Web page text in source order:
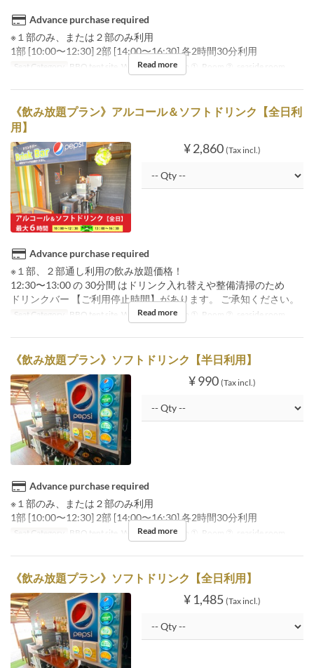
Advance purchase required
※１部のみ、または２部のみ利用
1部 [10:00〜12:30] 2部 [14:00〜16:30] 各2時間30分利用
Seat Category BBQ tent site, Wood deck, Room ①, Room ②, seaside room
Read more
《飲み放題プラン》アルコール＆ソフトドリンク【全日利
用】
¥ 2,860 (Tax incl.)
Advance purchase required
※１部、２部通し利用の飲み放題価格！
12:30〜13:00 の 30分間 はドリンク入れ替えや整備清掃のため
ドリンクバー 【ご利用停止時間】があります。 ご承知ください。
Seat Category BBQ tent site, Wood deck, Room ①, Room ②, seaside room
Read more
《飲み放題プラン》ソフトドリンク【半日利用】
¥ 990 (Tax incl.)
Advance purchase required
※１部のみ、または２部のみ利用
1部 [10:00〜12:30] 2部 [14:00〜16:30] 各2時間30分利用
Seat Category BBQ tent site, Wood deck, Room ①, Room ②, seaside room
Read more
《飲み放題プラン》ソフトドリンク【全日利用】
¥ 1,485 (Tax incl.)